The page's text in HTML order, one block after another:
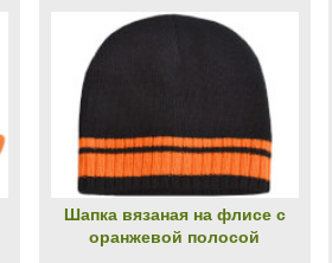
Шапка вязаная на флисе с
оранжевой полосой